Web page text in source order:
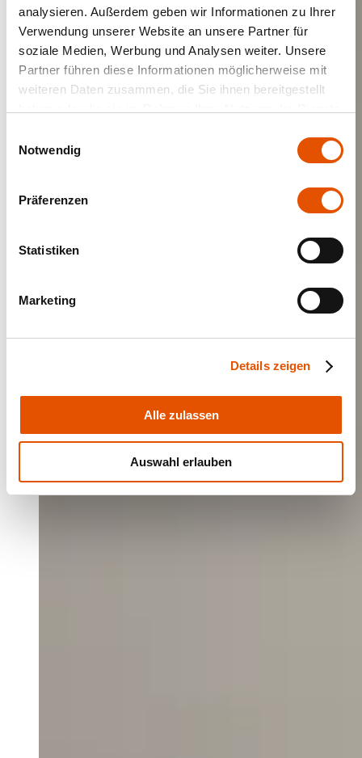
analysieren. Außerdem geben wir Informationen zu Ihrer
Verwendung unserer Website an unsere Partner für
soziale Medien, Werbung und Analysen weiter. Unsere
Partner führen diese Informationen möglicherweise mit
weiteren Daten zusammen, die Sie ihnen bereitgestellt
Notwendig
Präferenzen
Statistiken
Marketing
Details zeigen
Alle zulassen
Auswahl erlauben